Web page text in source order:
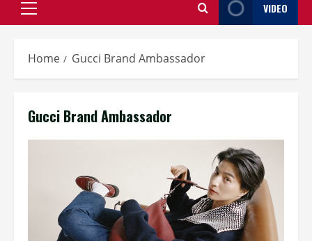
Primary
VIDEO
Home Gucci Brand Ambassador
Gucci Brand Ambassador